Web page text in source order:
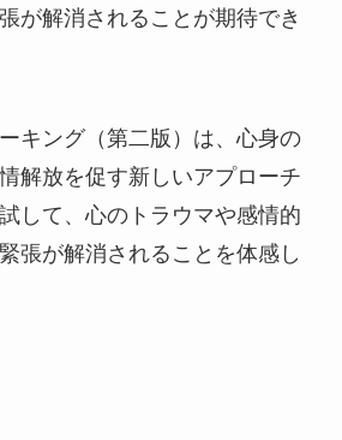
が解消されることが期待でき
キング（第二版）は、心身の
解放を促す新しいアプローチ
して、心のトラウマや感情的
張が解消されることを体感し